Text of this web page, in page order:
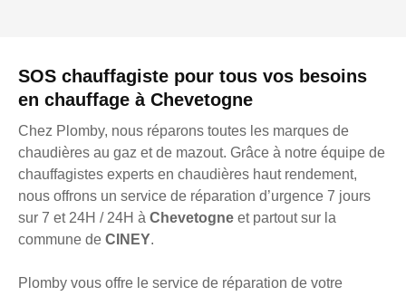
SOS chauffagiste pour tous vos besoins
en chauffage à Chevetogne
Chez Plomby, nous réparons toutes les marques de
chaudières au gaz et de mazout. Grâce à notre équipe de
chauffagistes experts en chaudières haut rendement,
nous offrons un service de réparation d’urgence 7 jours
sur 7 et 24H / 24H à Chevetogne et partout sur la
commune de CINEY.
Plomby vous offre le service de réparation de votre